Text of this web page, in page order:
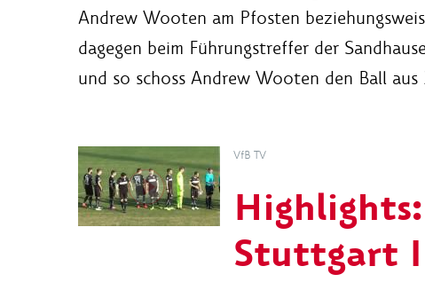
Andrew Wooten am Pfosten
dagegen beim Führungstreffer der
und so schoss Andrew Wooten den Ball
VfB TV
Stuttgart